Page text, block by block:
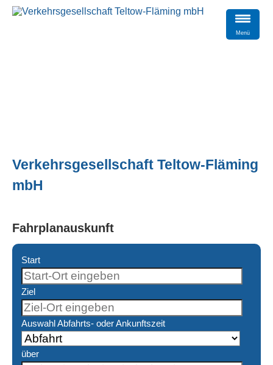
Verkehrsgesellschaft Teltow-Fläming
mbH
Fahrplanauskunft
Start
Ziel
Auswahl Abfahrts- oder Ankunftszeit
über
Menü